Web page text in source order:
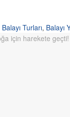
Balayı Turları, Balayı